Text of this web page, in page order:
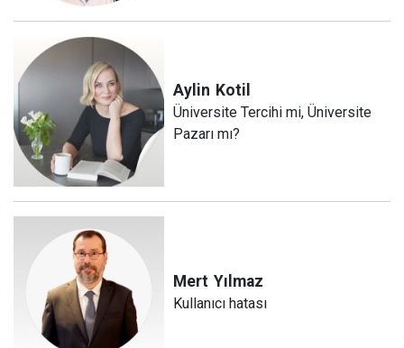
Aylin Kotil
Üniversite Tercihi mi, Üniversite
Pazarı mı?
Mert Yılmaz
Kullanıcı hatası